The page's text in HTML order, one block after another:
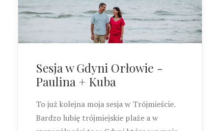
Sesja w Gdyni Orłowie -
Paulina + Kuba
To już kolejna moja sesja w Trójmieście.
Bardzo lubię trójmiejskie plaże a w